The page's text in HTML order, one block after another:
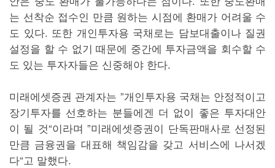
는 선착순 접수인 만큼 원하는 시점에 환매가 어려울 수
도 있다. 또한 개인투자용 국채로는 담보대출이나 질권
설정을 할 수 없기 때문에 중간에 투자금액을 회수할 수
도 있는 투자자들은 신중해야 한다.
미래에셋증권 관계자는 ”개인투자용 국채는 안정적이고
장기투자를 선호하는 분들에겐 더 없이 좋은 투자대안
이 될 것“이라며 ”미래에셋증권이 단독판매사로 선정된
만큼 금융권을 대표해 책임감을 갖고 서비스에 나서겠
다“고 말했다.